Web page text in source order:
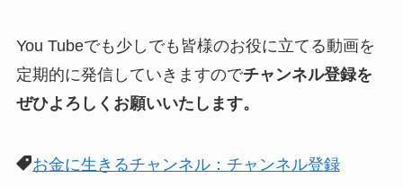
You Tubeでも少しでも皆様のお役に立てる動画を
定期的に発信していきますのでチャンネル登録を
ぜひよろしくお願いいたします。
お金に生きるチャンネル：チャンネル登録